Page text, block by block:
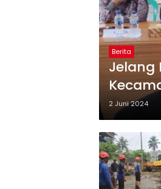
Berita
Jelang
2 Juni 2024